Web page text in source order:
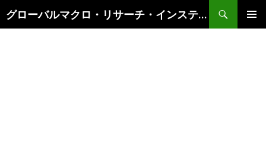
グローバルマクロ・リサーチ・インスティテュート
索